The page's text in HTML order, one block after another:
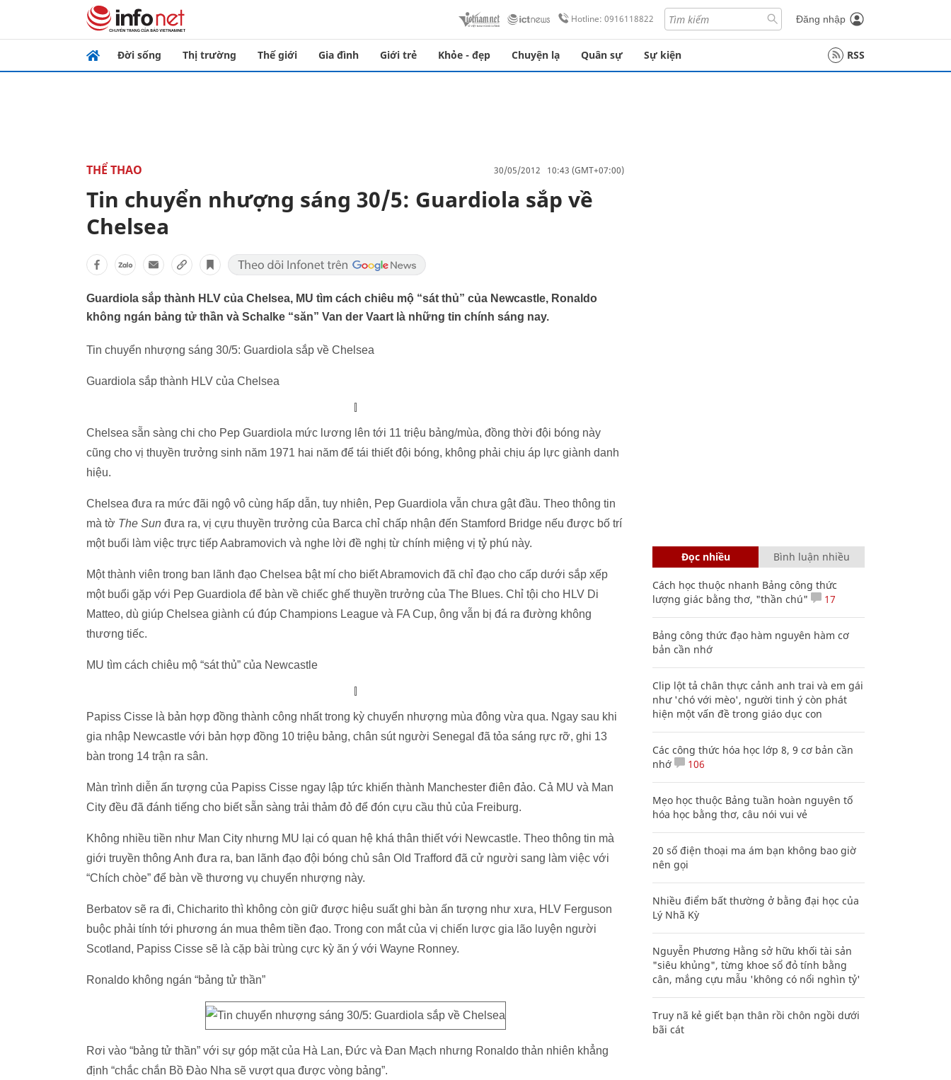
Hotline: 0916118822 Đăng nhập
Đời sống Thị trường Thế giới Gia đình Giới trẻ Khỏe - đẹp Chuyện lạ Quân sự Sự kiện RSS
THỂ THAO 30/05/2012 10:43 (GMT+07:00)
Tin chuyển nhượng sáng 30/5: Guardiola sắp về
Chelsea
Guardiola sắp thành HLV của Chelsea, MU tìm cách chiêu mộ “sát thủ” của Newcastle, Ronaldo
không ngán bảng tử thần và Schalke “săn” Van der Vaart là những tin chính sáng nay.
Tin chuyển nhượng sáng 30/5: Guardiola sắp về Chelsea
Guardiola sắp thành HLV của Chelsea
Chelsea sẵn sàng chi cho Pep Guardiola mức lương lên tới 11 triệu bảng/mùa, đồng thời đội bóng này
cũng cho vị thuyền trưởng sinh năm 1971 hai năm để tái thiết đội bóng, không phải chịu áp lực giành danh
hiệu.
Chelsea đưa ra mức đãi ngộ vô cùng hấp dẫn, tuy nhiên, Pep Guardiola vẫn chưa gật đầu. Theo thông tin
mà tờ The Sun đưa ra, vị cựu thuyền trưởng của Barca chỉ chấp nhận đến Stamford Bridge nếu được bố trí
một buổi làm việc trực tiếp Aabramovich và nghe lời đề nghị từ chính miệng vị tỷ phú này.
Một thành viên trong ban lãnh đạo Chelsea bật mí cho biết Abramovich đã chỉ đạo cho cấp dưới sắp xếp
một buổi gặp với Pep Guardiola để bàn về chiếc ghế thuyền trưởng của The Blues. Chỉ tội cho HLV Di
Matteo, dù giúp Chelsea giành cú đúp Champions League và FA Cup, ông vẫn bị đá ra đường không
thương tiếc.
MU tìm cách chiêu mộ “sát thủ” của Newcastle
Papiss Cisse là bản hợp đồng thành công nhất trong kỳ chuyển nhượng mùa đông vừa qua. Ngay sau khi
gia nhập Newcastle với bản hợp đồng 10 triệu bảng, chân sút người Senegal đã tỏa sáng rực rỡ, ghi 13
bàn trong 14 trận ra sân.
Màn trình diễn ấn tượng của Papiss Cisse ngay lập tức khiến thành Manchester điên đảo. Cả MU và Man
City đều đã đánh tiếng cho biết sẵn sàng trải thảm đỏ để đón cựu cầu thủ của Freiburg.
Không nhiều tiền như Man City nhưng MU lại có quan hệ khá thân thiết với Newcastle. Theo thông tin mà
giới truyền thông Anh đưa ra, ban lãnh đạo đội bóng chủ sân Old Trafford đã cử người sang làm việc với
“Chích chòe” để bàn về thương vụ chuyển nhượng này.
Berbatov sẽ ra đi, Chicharito thì không còn giữ được hiệu suất ghi bàn ấn tượng như xưa, HLV Ferguson
buộc phải tính tới phương án mua thêm tiền đạo. Trong con mắt của vị chiến lược gia lão luyện người
Scotland, Papiss Cisse sẽ là cặp bài trùng cực kỳ ăn ý với Wayne Ronney.
Ronaldo không ngán “bảng tử thần”
Rơi vào “bảng tử thần” với sự góp mặt của Hà Lan, Đức và Đan Mạch nhưng Ronaldo thản nhiên khẳng
định “chắc chắn Bồ Đào Nha sẽ vượt qua được vòng bảng”.
Đọc nhiều Bình luận nhiều
Cách học thuộc nhanh Bảng công thức
lượng giác bằng thơ, "thần chú"
17
Bảng công thức đạo hàm nguyên hàm cơ
bản cần nhớ
Clip lột tả chân thực cảnh anh trai và em gái
như 'chó với mèo', người tinh ý còn phát
hiện một vấn đề trong giáo dục con
Các công thức hóa học lớp 8, 9 cơ bản cần
nhớ
106
Mẹo học thuộc Bảng tuần hoàn nguyên tố
hóa học bằng thơ, câu nói vui vẻ
20 số điện thoại ma ám bạn không bao giờ
nên gọi
Nhiều điểm bất thường ở bằng đại học của
Lý Nhã Kỳ
Nguyễn Phương Hằng sở hữu khối tài sản
"siêu khủng", từng khoe sổ đỏ tính bằng
cân, mắng cựu mẫu 'không có nổi nghìn tỷ'
Truy nã kẻ giết bạn thân rồi chôn ngồi dưới
bãi cát